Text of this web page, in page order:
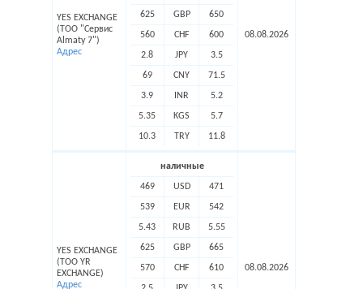
YES EXCHANGE
(ТОО "Сервис
Almaty 7")
Адрес
625 GBP 650
560 CHF 600
2.8 JPY 3.5
69 CNY 71.5
3.9 INR 5.2
5.35 KGS 5.7
10.3 TRY 11.8
08.08.2026
YES EXCHANGE
(ТОО YR
EXCHANGE)
Адрес
наличные
469 USD 471
539 EUR 542
5.43 RUB 5.55
625 GBP 665
570 CHF 610 08.08.2026